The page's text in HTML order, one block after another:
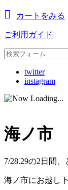
カートをみる
ご利用ガイド
twitter
instagram
海ノ市
7/28.29の2日間
海ノ市にお越し